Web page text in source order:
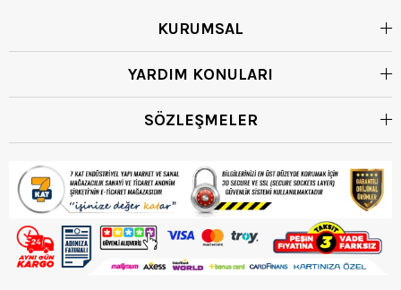
KURUMSAL
YARDIM KONULARI
SÖZLEŞMELER